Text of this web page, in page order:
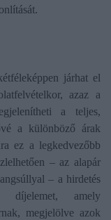
járhat el
azaz a
a teljes,
a különböző árak
ez a legkedvezőbb
– az alapár
– a hirdetés
díjelemet, amely
megjelölve azok